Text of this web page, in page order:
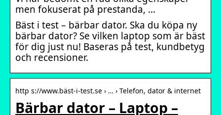
men fokuserat på prestanda, …
Bäst i test – bärbar dator. Ska du köpa ny
bärbar dator? Se vilken laptop som är bäst
för dig just nu! Baseras på test, kundbetyg
och recensioner.
http s://www.bäst-i-test.se › … › Telefon, dator & internet
Bärbar dator – Laptop –